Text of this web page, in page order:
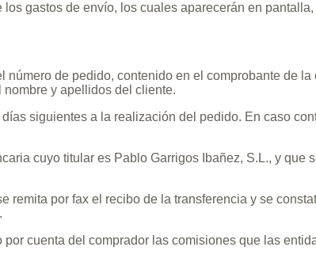
gastos de envío, los cuales aparecerán en
de pedido, contenido en el comprobante de
y apellidos del cliente.
siguientes a la realización del pedido. En caso
cuyo titular es Pablo Garrigos Ibañez, S.L., y que
remita por fax el recibo de la transferencia y se
cuenta del comprador las comisiones que las